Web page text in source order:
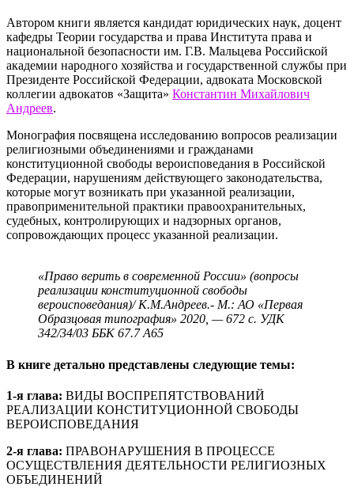
Автором книги является кандидат юридических наук, доцент
кафедры Теории государства и права Института права и
национальной безопасности им. Г.В. Мальцева Российской
академии народного хозяйства и государственной службы при
Президенте Российской Федерации, адвоката Московской
коллегии адвокатов «Защита» Константин Михайлович
Андреев.
Монография посвящена исследованию вопросов реализации
религиозными объединениями и гражданами
конституционной свободы вероисповедания в Российской
Федерации, нарушениям действующего законодательства,
которые могут возникать при указанной реализации,
правоприменительной практики правоохранительных,
судебных, контролирующих и надзорных органов,
сопровождающих процесс указанной реализации.
«Право верить в современной России» (вопросы
реализации конституционной свободы
вероисповедания)/ К.М.Андреев.- М.: АО «Первая
Образцовая типография» 2020, — 672 с. УДК
342/34/03 ББК 67.7 А65
В книге детально представлены следующие темы:
1-я глава: ВИДЫ ВОСПРЕПЯТСТВОВАНИЙ
РЕАЛИЗАЦИИ КОНСТИТУЦИОННОЙ СВОБОДЫ
ВЕРОИСПОВЕДАНИЯ
2-я глава: ПРАВОНАРУШЕНИЯ В ПРОЦЕССЕ
ОСУЩЕСТВЛЕНИЯ ДЕЯТЕЛЬНОСТИ РЕЛИГИОЗНЫХ
ОБЪЕДИНЕНИЙ